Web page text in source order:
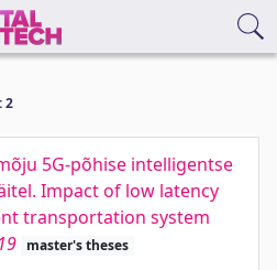
2
5G-põhise intelligentse
Impact of low latency
transportation system
master's theses